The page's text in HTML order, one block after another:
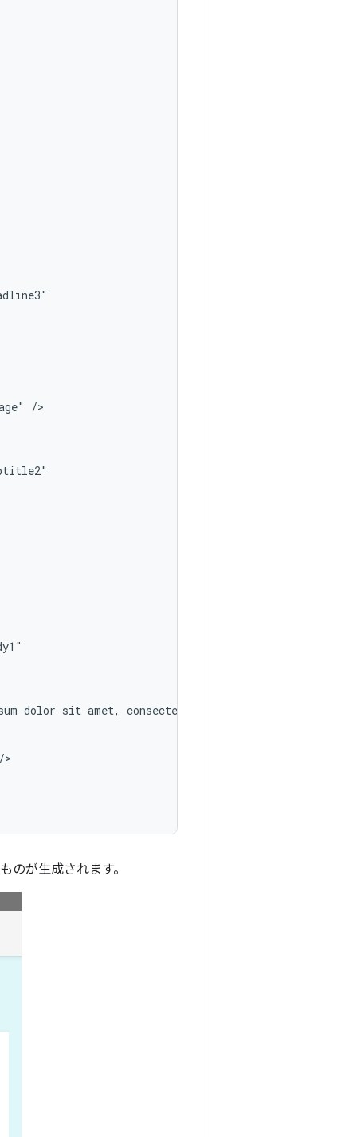
/>
dolor sit amet, consectetur
のが生成されます。